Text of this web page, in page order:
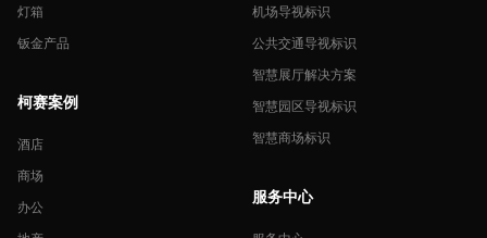
灯箱
钣金产品
柯赛案例
酒店
商场
办公
机场导视标识
公共交通导视标识
智慧展厅解决方案
智慧园区导视标识
智慧商场标识
服务中心